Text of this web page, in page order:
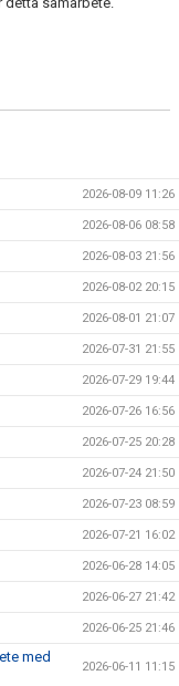
2026-08-09 11:26
2026-08-06 08:58
2026-08-03 21:56
2026-08-02 20:15
2026-08-01 21:07
2026-07-31 21:55
2026-07-29 19:44
2026-07-26 16:56
2026-07-25 20:28
2026-07-24 21:50
2026-07-23 08:59
2026-07-21 16:02
2026-06-28 14:05
2026-06-27 21:42
2026-06-25 21:46
med
2026-06-11 11:15